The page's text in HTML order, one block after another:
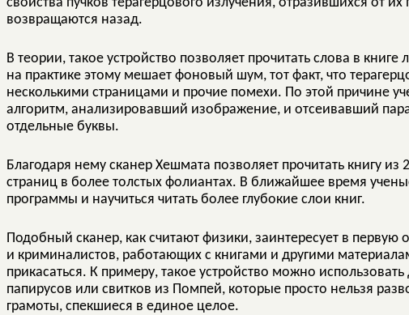
возвращаются назад.
В теории, такое устройство позволяет прочитать слова в
на практике этому мешает фоновый шум, тот факт, что
несколькими страницами и прочие помехи. По этой причине
алгоритм, анализировавший изображение, и отсеивавший
отдельные буквы.
Благодаря нему сканер Хешмата позволяет прочитать книгу
страниц в более толстых фолиантах. В ближайшее время
программы и научиться читать более глубокие слои книг.
Подобный сканер, как считают физики, заинтересует в первую
и криминалистов, работающих с книгами и другими
прикасаться. К примеру, такое устройство можно
папирусов или свитков из Помпей, которые просто нельзя
грамоты, спекшиеся в единое целое.